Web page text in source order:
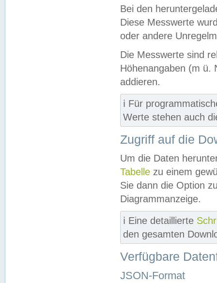
Bei den
Diese Messwerte
oder andere
Die Messwerte sind
Höhenangaben (m ü.
addieren.
ℹ️ Für
Werte stehen auch
Zugriff auf die
Um die Daten
Tabelle zu einem
Sie dann die Option
Diagrammanzeige.
ℹ️ Eine detaillierte
den gesamten
Verfügbare
JSON-Format